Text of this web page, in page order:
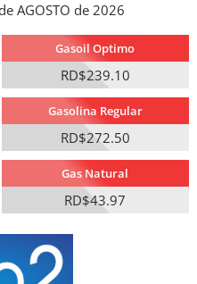
AGOSTO de 2026
Gasoil Optimo
RD$239.10
Gasolina Regular
RD$272.50
Gas Natural
RD$43.97